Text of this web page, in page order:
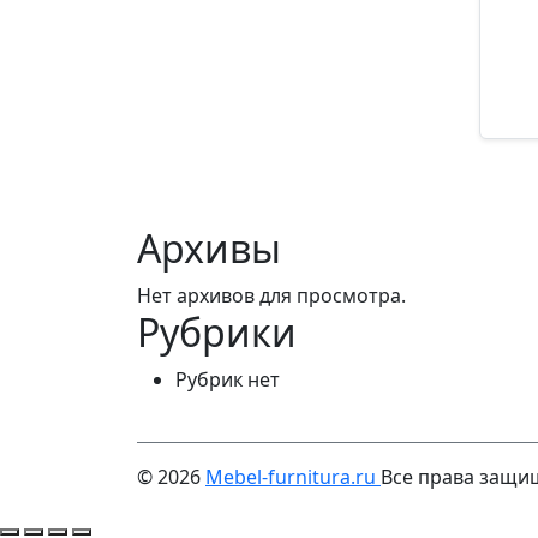
Архивы
Нет архивов для просмотра.
Рубрики
Рубрик нет
© 2026 Mebel-furnitura.ru Все права